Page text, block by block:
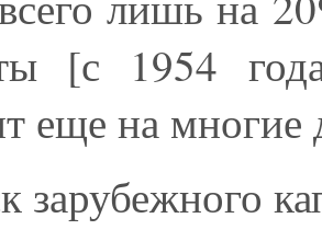
[с 1954
еще на многие
зарубежного